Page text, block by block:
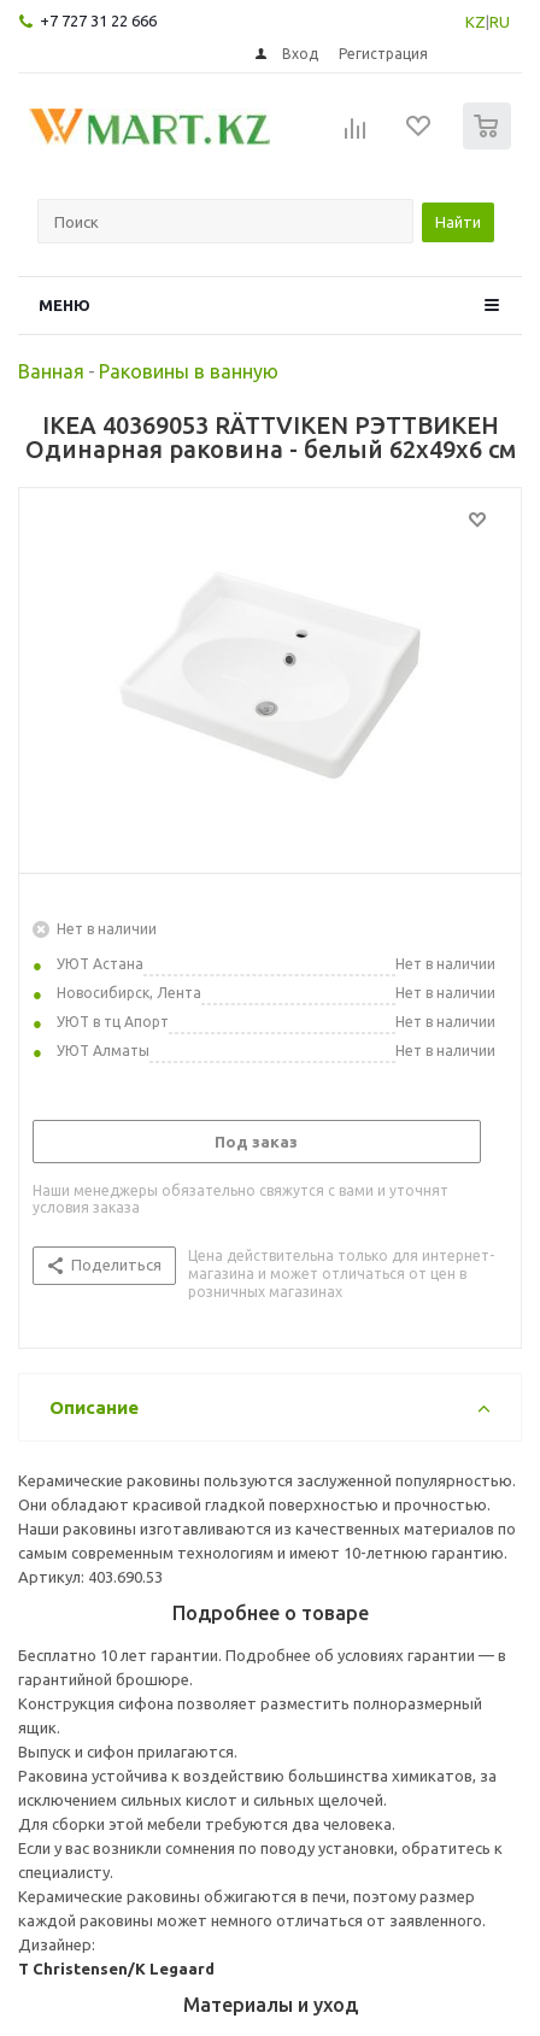
+7 727 31 22 666 KZ RU
Вход Регистрация
Найти
МЕНЮ
Ванная - Раковины в ванную
IKEA 40369053 RÄTTVIKEN РЭТТВИКЕН
Одинарная раковина - белый 62x49x6 см
Нет в наличии
УЮТ Астана
Нет в наличии
Новосибирск, Лента
Нет в наличии
УЮТ в тц Апорт
Нет в наличии
УЮТ Алматы
Нет в наличии
Под заказ
Наши менеджеры обязательно свяжутся с вами и уточнят
условия заказа
Поделиться
Цена действительна только для интернет-
магазина и может отличаться от цен в
розничных магазинах
Описание
Керамические раковины пользуются заслуженной популярностью.
Они обладают красивой гладкой поверхностью и прочностью.
Наши раковины изготавливаются из качественных материалов по
самым современным технологиям и имеют 10-летнюю гарантию.
Артикул: 403.690.53
Подробнее о товаре
Бесплатно 10 лет гарантии. Подробнее об условиях гарантии — в
гарантийной брошюре.
Конструкция сифона позволяет разместить полноразмерный
ящик.
Выпуск и сифон прилагаются.
Раковина устойчива к воздействию большинства химикатов, за
исключением сильных кислот и сильных щелочей.
Для сборки этой мебели требуются два человека.
Если у вас возникли сомнения по поводу установки, обратитесь к
специалисту.
Керамические раковины обжигаются в печи, поэтому размер
каждой раковины может немного отличаться от заявленного.
Дизайнер:
T Christensen/K Legaard
Материалы и уход